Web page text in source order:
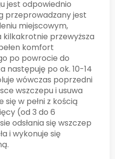
jest odpowiednio
przeprowadzany jest
miejscowym,
kilkakrotnie przewyższa
komfort
po powrocie do
następuję po ok. 10-14
wówczas poprzedni
wszczepu i usuwa
w pełni z kością
(od 3 do 6
odsłania się wszczep
i wykonuje się